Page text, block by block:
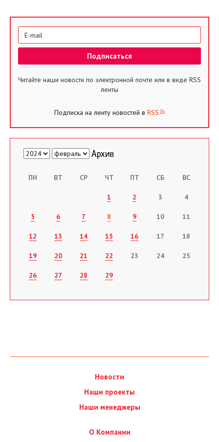
Читайте наши новости по электронной почте или в виде RSS
ленты
Подписка на ленту новостей в RSS
ПН ВТ СР ЧТ ПТ СБ ВС
1 2 3 4
5 6 7 8 9 10 11
12 13 14 15 16 17 18
19 20 21 22 23 24 25
26 27 28 29
Новости
Наши проекты
Наши менеджеры
О Компании